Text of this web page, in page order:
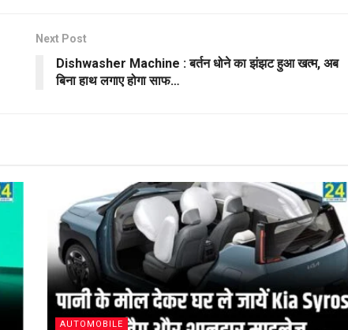
Next Post
Dishwasher Machine : बर्तन धोने का झंझट हुआ खत्म, अब
बिना हाथ लगाए होगा साफ…
AUTOMOBILE